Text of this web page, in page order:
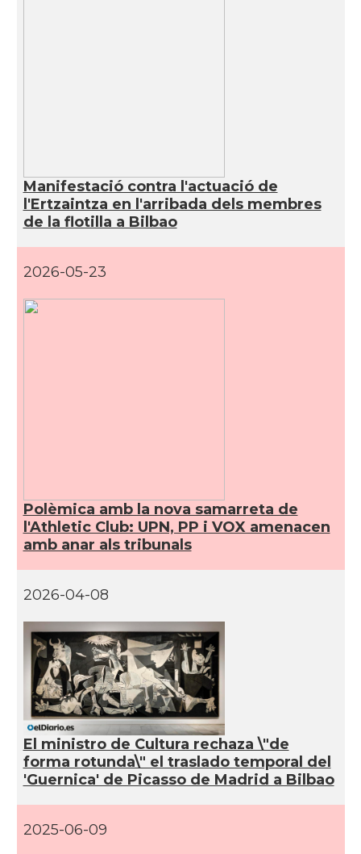
Manifestació contra l'actuació de
l'Ertzaintza en l'arribada dels membres
de la flotilla a Bilbao
2026-05-23
Polèmica amb la nova samarreta de
l'Athletic Club: UPN, PP i VOX amenacen
amb anar als tribunals
2026-04-08
El ministro de Cultura rechaza \"de
forma rotunda\" el traslado temporal del
'Guernica' de Picasso de Madrid a Bilbao
2025-06-09